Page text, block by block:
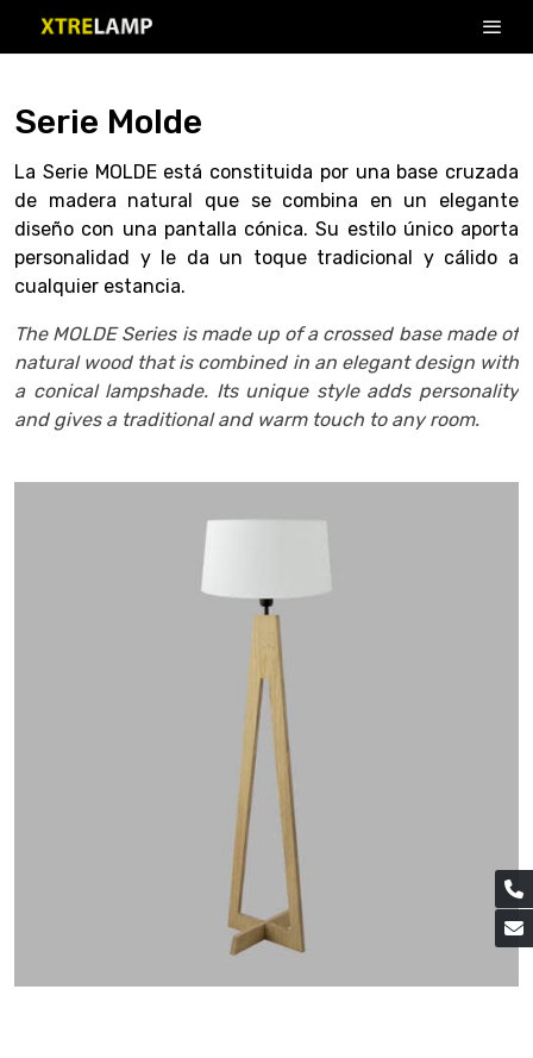
Serie Molde
La Serie MOLDE está constituida por una base cruzada
de madera natural que se combina en un elegante
diseño con una pantalla cónica. Su estilo único aporta
personalidad y le da un toque tradicional y cálido a
cualquier estancia.
The MOLDE Series is made up of a crossed base made of
natural wood that is combined in an elegant design with
a conical lampshade. Its unique style adds personality
and gives a traditional and warm touch to any room.